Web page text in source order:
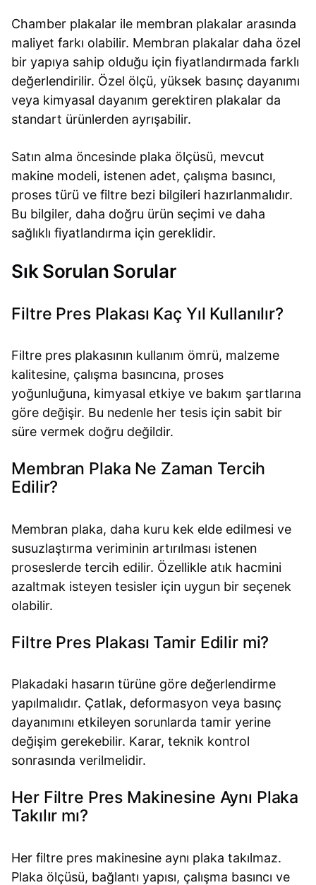
Chamber plakalar ile membran plakalar arasında
maliyet farkı olabilir. Membran plakalar daha özel
bir yapıya sahip olduğu için fiyatlandırmada farklı
değerlendirilir. Özel ölçü, yüksek basınç dayanımı
veya kimyasal dayanım gerektiren plakalar da
standart ürünlerden ayrışabilir.
Satın alma öncesinde plaka ölçüsü, mevcut
makine modeli, istenen adet, çalışma basıncı,
proses türü ve filtre bezi bilgileri hazırlanmalıdır.
Bu bilgiler, daha doğru ürün seçimi ve daha
sağlıklı fiyatlandırma için gereklidir.
Sık Sorulan Sorular
Filtre Pres Plakası Kaç Yıl Kullanılır?
Filtre pres plakasının kullanım ömrü, malzeme
kalitesine, çalışma basıncına, proses
yoğunluğuna, kimyasal etkiye ve bakım şartlarına
göre değişir. Bu nedenle her tesis için sabit bir
süre vermek doğru değildir.
Membran Plaka Ne Zaman Tercih
Edilir?
Membran plaka, daha kuru kek elde edilmesi ve
susuzlaştırma veriminin artırılması istenen
proseslerde tercih edilir. Özellikle atık hacmini
azaltmak isteyen tesisler için uygun bir seçenek
olabilir.
Filtre Pres Plakası Tamir Edilir mi?
Plakadaki hasarın türüne göre değerlendirme
yapılmalıdır. Çatlak, deformasyon veya basınç
dayanımını etkileyen sorunlarda tamir yerine
değişim gerekebilir. Karar, teknik kontrol
sonrasında verilmelidir.
Her Filtre Pres Makinesine Aynı Plaka
Takılır mı?
Her filtre pres makinesine aynı plaka takılmaz.
Plaka ölçüsü, bağlantı yapısı, çalışma basıncı ve